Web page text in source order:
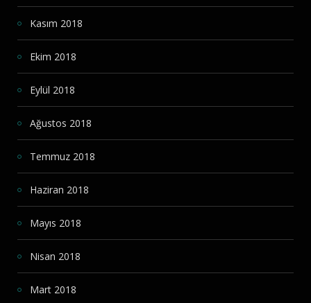
Kasım 2018
Ekim 2018
Eylül 2018
Ağustos 2018
Temmuz 2018
Haziran 2018
Mayıs 2018
Nisan 2018
Mart 2018